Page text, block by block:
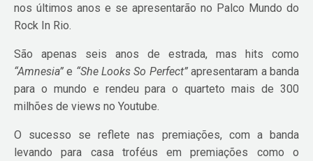
nos últimos anos e se apresentarão no Palco Mundo do
Rock In Rio.
São apenas seis anos de estrada, mas hits como
“Amnesia” e “She Looks So Perfect”apresentaram a banda
para o mundo e rendeu para o quarteto mais de 300
milhões de views no Youtube.
O sucesso se reflete nas premiações, com a banda
levando para casa troféus em premiações como o